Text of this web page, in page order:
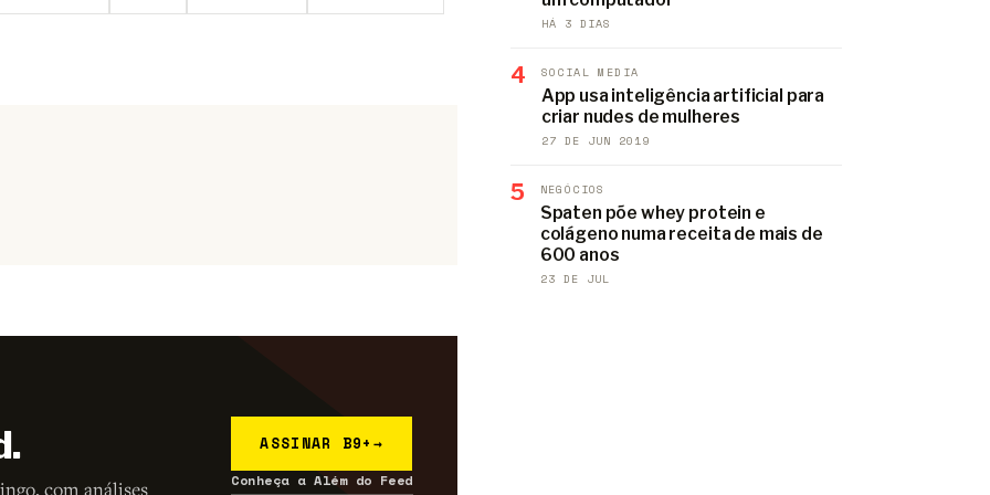
com análises
ASSINAR B9+ →
Conheça a Além do Feed
HÁ 3 DIAS
4 SOCIAL MEDIA
App usa inteligência artificial para
criar nudes de mulheres
27 DE JUN 2019
5 NEGÓCIOS
Spaten põe whey protein e
colágeno numa receita de mais de
600 anos
23 DE JUL